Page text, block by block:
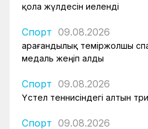
қола жүлдесін иеленді
Спорт 09.08.2026
Қарағандылық теміржолшы
медаль жеңіп алды
Спорт 09.08.2026
Үстел теннисіндегі алтын
Спорт 09.08.2026